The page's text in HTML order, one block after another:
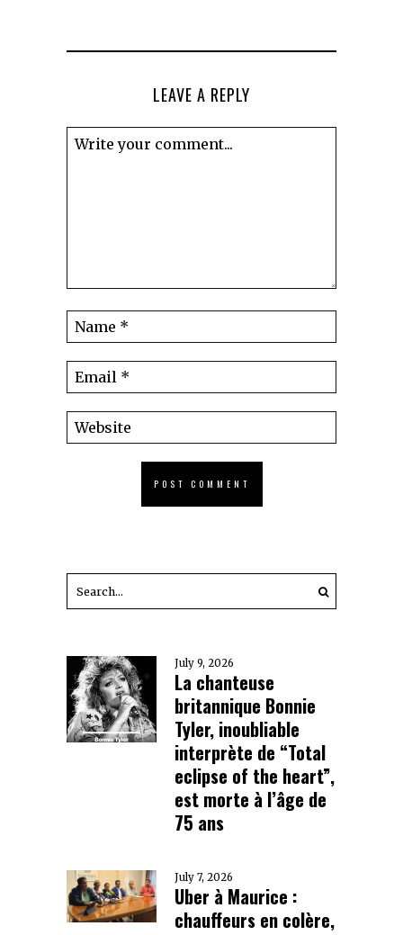
LEAVE A REPLY
July 9, 2026
La chanteuse
britannique Bonnie
Tyler, inoubliable
interprète de “Total
eclipse of the heart”,
est morte à l’âge de
75 ans
July 7, 2026
Uber à Maurice :
chauffeurs en colère,